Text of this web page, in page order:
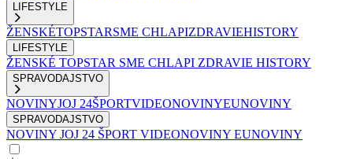
LIFESTYLE
ŽENSKÉTOPSTARSME CHLAPIZDRAVIEHISTORY
LIFESTYLE
ŽENSKÉ TOPSTAR SME CHLAPI ZDRAVIE HISTORY
SPRAVODAJSTVO
NOVINYJOJ 24ŠPORTVIDEONOVINYEUNOVINY
SPRAVODAJSTVO
NOVINY JOJ 24 ŠPORT VIDEONOVINY EUNOVINY